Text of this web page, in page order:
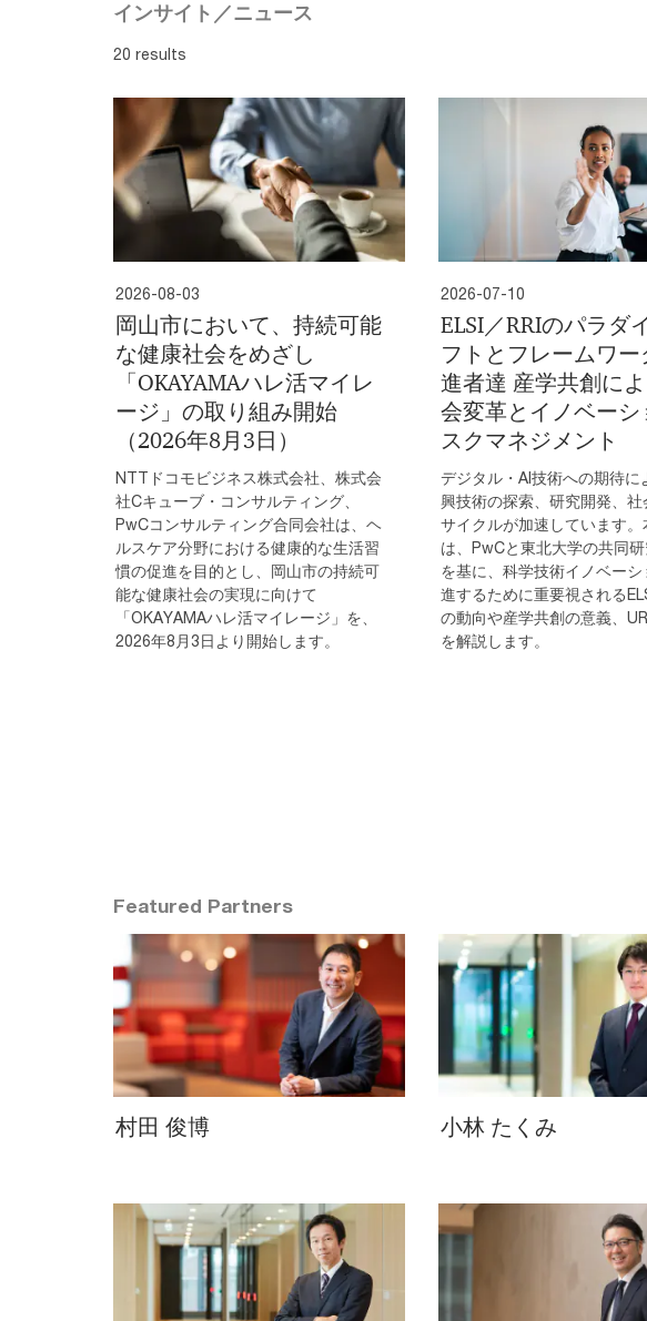
インサイト／ニュース
20 results
2026-08-03
岡山市において、持続可能
な健康社会をめざし
「OKAYAMAハレ活マイレ
ージ」の取り組み開始
（2026年8月3日）
NTTドコモビジネス株式会社、株式会
社Cキューブ・コンサルティング、
PwCコンサルティング合同会社は、ヘ
ルスケア分野における健康的な生活習
慣の促進を目的とし、岡山市の持続可
能な健康社会の実現に向けて
「OKAYAMAハレ活マイレージ」を、
2026年8月3日より開始します。
2026-07-10
ELSI／RRIのパラダ
フトとフレームワー
進者達 産学共創に
会変革とイノベーシ
スクマネジメント
デジタル・AI技術への期待に
興技術の探索、研究開発、社
サイクルが加速しています。
は、PwCと東北大学の共同
を基に、科学技術イノベーシ
進するために重要視される
の動向や産学共創の意義、
を解説します。
Featured Partners
村田 俊博 小林 たくみ